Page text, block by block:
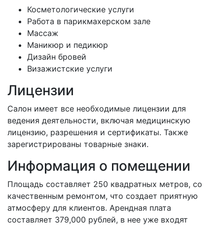
Косметологические услуги
Работа в парикмахерском зале
Массаж
Маникюр и педикюр
Дизайн бровей
Визажистские услуги
Лицензии
Салон имеет все необходимые лицензии для
ведения деятельности, включая медицинскую
лицензию, разрешения и сертификаты. Также
зарегистрированы товарные знаки.
Информация о помещении
Площадь составляет 250 квадратных метров, со
качественным ремонтом, что создает приятную
атмосферу для клиентов. Арендная плата
составляет 379,000 рублей, в нее уже входят